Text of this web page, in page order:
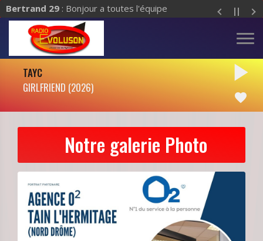
Bertrand 29 : Bonjour a toutes l'équipe
TAYC
GIRLFRIEND (2026)
play_arrow
favorite
Notre galerie Photo